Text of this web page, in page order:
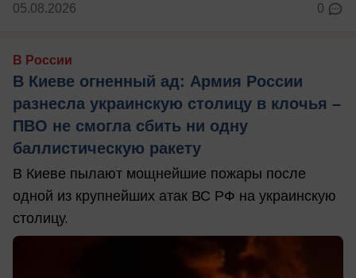
05.08.2026 0
В России
В Киеве огненный ад: Армия России
разнесла украинскую столицу в клочья –
ПВО не смогла сбить ни одну
баллистическую ракету
В Киеве пылают мощнейшие пожары после
одной из крупнейших атак ВС РФ на украинскую
столицу.